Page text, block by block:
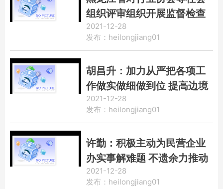
组织评审组织开展监督检查
2021-12-28
发布：heilongjiang01
胡昌升：加力从严把各项工
作做实做细做到位 提高边境
口岸常态化疫情防控精准度
2021-12-28
发布：heilongjiang01
许勤：积极主动为民营企业
办实事解难题 不遗余力推动
民营经济做大做强
2021-12-28
发布：heilongjiang01